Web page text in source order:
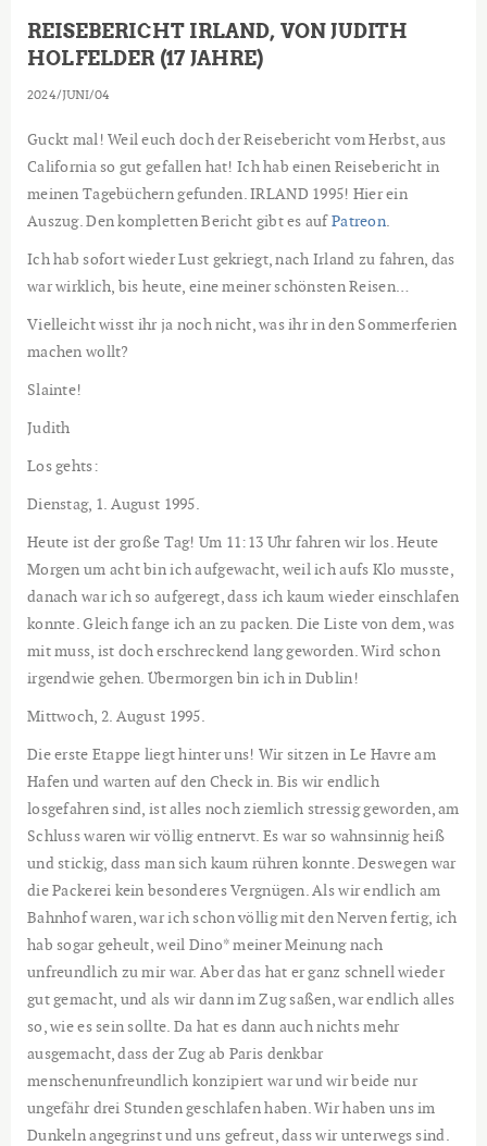
REISEBERICHT IRLAND, VON JUDITH
HOLFELDER (17 JAHRE)
2024 JUNI 04
Guckt mal! Weil euch doch der Reisebericht vom Herbst, aus
California so gut gefallen hat! Ich hab einen Reisebericht in
meinen Tagebüchern gefunden. IRLAND 1995! Hier ein
Auszug. Den kompletten Bericht gibt es aufPatreon.
Ich hab sofort wieder Lust gekriegt, nach Irland zu fahren, das
war wirklich, bis heute, eine meiner schönsten Reisen…
Vielleicht wisst ihr ja noch nicht, was ihr in den Sommerferien
machen wollt?
Slainte!
Judith
Los gehts:
Dienstag, 1. August 1995.
Heute ist der große Tag! Um 11:13 Uhr fahren wir los. Heute
Morgen um acht bin ich aufgewacht, weil ich aufs Klo musste,
danach war ich so aufgeregt, dass ich kaum wieder einschlafen
konnte. Gleich fange ich an zu packen. Die Liste von dem, was
mit muss, ist doch erschreckend lang geworden. Wird schon
irgendwie gehen. Übermorgen bin ich in Dublin!
Mittwoch, 2. August 1995.
Die erste Etappe liegt hinter uns! Wir sitzen in Le Havre am
Hafen und warten auf den Check in. Bis wir endlich
losgefahren sind, ist alles noch ziemlich stressig geworden, am
Schluss waren wir völlig entnervt. Es war so wahnsinnig heiß
und stickig, dass man sich kaum rühren konnte. Deswegen war
die Packerei kein besonderes Vergnügen. Als wir endlich am
Bahnhof waren, war ich schon völlig mit den Nerven fertig, ich
hab sogar geheult, weil Dino* meiner Meinung nach
unfreundlich zu mir war. Aber das hat er ganz schnell wieder
gut gemacht, und als wir dann im Zug saßen, war endlich alles
so, wie es sein sollte. Da hat es dann auch nichts mehr
ausgemacht, dass der Zug ab Paris denkbar
menschenunfreundlich konzipiert war und wir beide nur
ungefähr drei Stunden geschlafen haben. Wir haben uns im
Dunkeln angegrinst und uns gefreut, dass wir unterwegs sind.